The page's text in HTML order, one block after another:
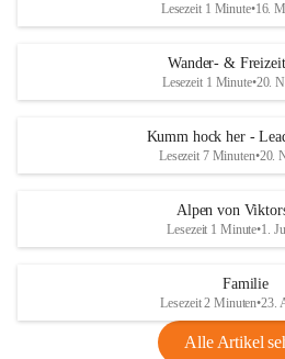
Lesezeit 1 Minute•16.
Wander- &
Lesezeit 1 Minute•20.
Kumm hock her -
Lesezeit 7 Minuten•20.
Alpen von
Lesezeit 1 Minute•1.
Familie
Lesezeit 2 Minuten•23.
Alle Artikel